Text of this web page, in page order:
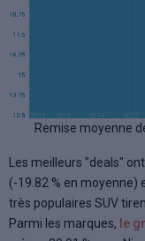
Remise moyenne
Les meilleurs "deals"
(-19.82 % en moyenne)
très populaires SUV
Parmi les marques, le